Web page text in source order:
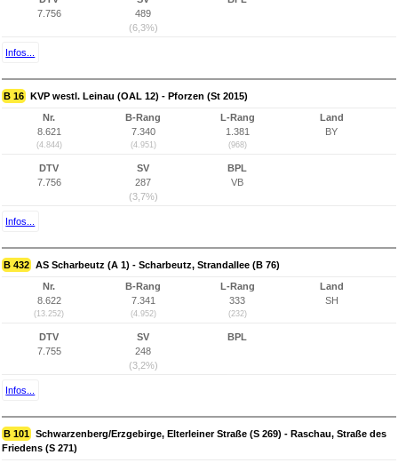
7.756
489
(6,3%)
Infos...
B 16 KVP westl. Leinau (OAL 12) - Pforzen (St 2015)
Nr.
8.621
(4.844)
B-Rang
7.340
(4.951)
L-Rang
1.381
(968)
Land
BY
DTV
7.756
SV
287
(3,7%)
BPL
VB
Infos...
B 432 AS Scharbeutz (A 1) - Scharbeutz, Strandallee (B 76)
Nr.
8.622
(13.252)
B-Rang
7.341
(4.952)
L-Rang
333
(232)
Land
SH
DTV
7.755
SV
248
(3,2%)
BPL
Infos...
B 101 Schwarzenberg/Erzgebirge, Elterleiner Straße (S 269) - Raschau, Straße des
Friedens (S 271)